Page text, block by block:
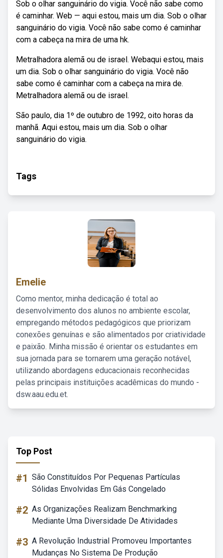
Sob o olhar sanguinário do vigia. Você não sabe como
é caminhar. Web — aqui estou, mais um dia. Sob o olhar
sanguinário do vigia. Você não sabe como é caminhar
com a cabeça na mira de uma hk.
Metralhadora alemã ou de israel. Webaqui estou, mais
um dia. Sob o olhar sanguinário do vigia. Você não
sabe como é caminhar com a cabeça na mira de.
Metralhadora alemã ou de israel.
São paulo, dia 1º de outubro de 1992, oito horas da
manhã. Aqui estou, mais um dia. Sob o olhar
sanguinário do vigia.
Tags
Emelie
Como mentor, minha dedicação é total ao
desenvolvimento dos alunos no ambiente escolar,
empregando métodos pedagógicos que priorizam
conexões genuínas e são alimentados por criatividade
e paixão. Minha missão é orientar os estudantes em
sua jornada para se tornarem uma geração notável,
utilizando abordagens educacionais reconhecidas
pelas principais instituições acadêmicas do mundo -
dsw.aau.edu.et.
Top Post
#1 São Constituídos Por Pequenas Partículas
Sólidas Envolvidas Em Gás Congelado
#2 As Organizações Realizam Benchmarking
Mediante Uma Diversidade De Atividades
#3 A Revolução Industrial Promoveu Importantes
Mudanças No Sistema De Produção